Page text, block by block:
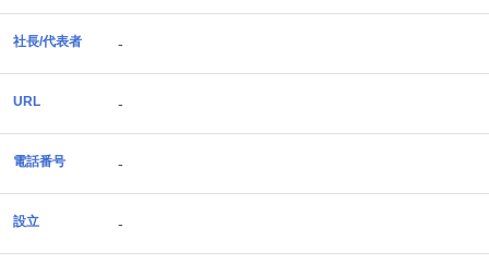
社長/代表者 -
URL -
電話番号 -
設立 -